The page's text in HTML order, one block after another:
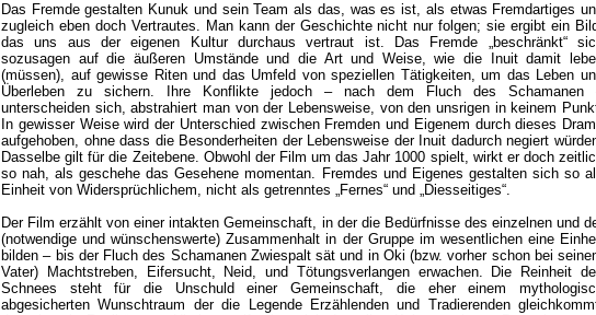
Das Fremde gestalten Kunuk und sein Team als das, was es ist, als etwas Fremdartiges
zugleich eben doch Vertrautes. Man kann der Geschichte nicht nur folgen; sie ergibt ein
das uns aus der eigenen Kultur durchaus vertraut ist. Das Fremde „beschränkt“
sozusagen auf die äußeren Umstände und die Art und Weise, wie die Inuit damit
(müssen), auf gewisse Riten und das Umfeld von speziellen Tätigkeiten, um das Leben
Überleben zu sichern. Ihre Konflikte jedoch – nach dem Fluch des Schamanen
unterscheiden sich, abstrahiert man von der Lebensweise, von den unsrigen in keinem
In gewisser Weise wird der Unterschied zwischen Fremden und Eigenem durch dieses
aufgehoben, ohne dass die Besonderheiten der Lebensweise der Inuit dadurch negiert
Dasselbe gilt für die Zeitebene. Obwohl der Film um das Jahr 1000 spielt, wirkt er doch
so nah, als geschehe das Gesehene momentan. Fremdes und Eigenes gestalten sich so
Einheit von Widersprüchlichem, nicht als getrenntes „Fernes“ und „Diesseitiges“.
Der Film erzählt von einer intakten Gemeinschaft, in der die Bedürfnisse des einzelnen und
(notwendige und wünschenswerte) Zusammenhalt in der Gruppe im wesentlichen eine
bilden – bis der Fluch des Schamanen Zwiespalt sät und in Oki (bzw. vorher schon bei
Vater) Machtstreben, Eifersucht, Neid, und Tötungsverlangen erwachen. Die Reinheit
Schnees steht für die Unschuld einer Gemeinschaft, die eher einem
abgesicherten Wunschtraum der die Legende Erzählenden und Tradierenden